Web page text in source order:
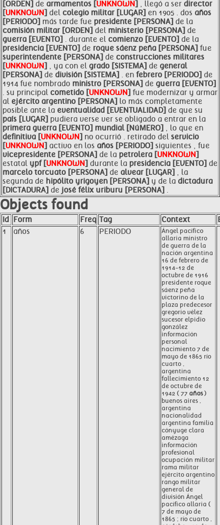
[ORDEN] de armamentos [UNKNOWN] , llegó a ser director
[UNKNOWN] del colegio militar [LUGAR] en 1905 . dos años
[PERIODO] más tarde fue presidente [PERSONA] de la
comisión militar [ORDEN] del ministerio [PERSONA] de
guerra [EVENTO] . durante el comienzo [EVENTO] de la
presidencia [EVENTO] de roque sáenz peña [PERSONA] fue
superintendente [PERSONA] de construcciones militares
[UNKNOWN] , ya con el grado [SISTEMA] de general
[PERSONA] de división [SISTEMA] . en febrero [PERIODO] de
1914 fue nombrado ministro [PERSONA] de guerra [EVENTO]
. su principal cometido [UNKNOWN] fue modernizar y armar
al ejército argentino [PERSONA] lo más completamente
posible ante la eventualidad [EVENTUALIDAD] de que su
país [LUGAR] pudiera verse ver se obligado a entrar en la
primera guerra [EVENTO] mundial [NúMERO] , lo que en
definitiva [UNKNOWN] no ocurrió . retirado del servicio
[UNKNOWN] activo en los años [PERIODO] siguientes , fue
vicepresidente [PERSONA] de la petrolera [UNKNOWN]
estatal ypf [UNKNOWN] durante la presidencia [EVENTO] de
marcelo torcuato [PERSONA] de alvear [LUGAR] , la
segunda de hipólito yrigoyen [PERSONA] y de la dictadura
[DICTADURA] de josé félix uriburu [PERSONA] .
Objects found
Id Form Freq Tag Context
1
años 6 PERIODO
Ángel pacífico
allaria ministro
de guerra de la
nación argentina
16 de febrero de
1914-12 de
octubre de 1916
presidente roque
sáenz peña
victorino de la
plaza predecesor
gregorio vélez
sucesor elpidio
gonzález
información
personal
nacimiento 7 de
mayo de 1865 río
cuarto ,
argentina
fallecimiento 12
de octubre de
1942 ( 77 años)
buenos aires ,
argentina
nacionalidad
argentina familia
cónyuge clara
amézaga
información
profesional
ocupación militar
rama militar
ejército argentino
rango militar
general de
división Ángel
pacífico allaria (
7 de mayo de
1865 ; río cuarto ,